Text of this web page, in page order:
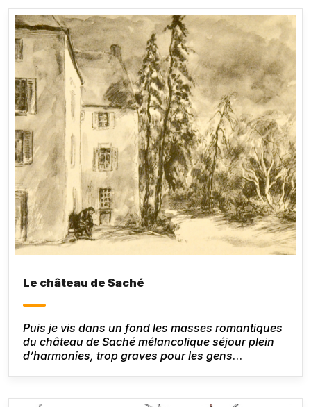
lui, puis j’y suis libre, l’on m’accepte dans le pays
comme un enfant, je n’y ai aucune valeur, et je
suis heureux d’être là comme un moine dans un
monastère.Honoré de Balzac,Lettre à Mme
Hanska, Paris, mars 1833 [1].
Le château de Saché
Puis je vis dans un fond les masses romantiques
du château de Saché mélancolique séjour plein
d’harmonies, trop graves pour les gens
vallée